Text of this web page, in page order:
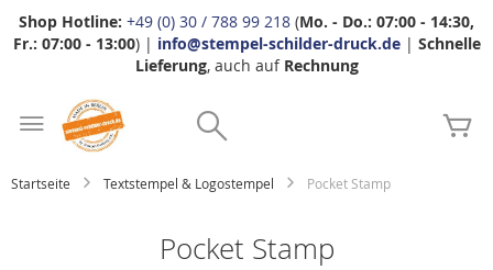
Shop Hotline: +49 (0) 30 / 788 99 218 (Mo. - Do.: 07:00 - 14:30,
Fr.: 07:00 - 13:00) | info@stempel-schilder-druck.de| Schnelle
Lieferung, auch auf Rechnung
Startseite Textstempel & Logostempel Pocket Stamp
Pocket Stamp